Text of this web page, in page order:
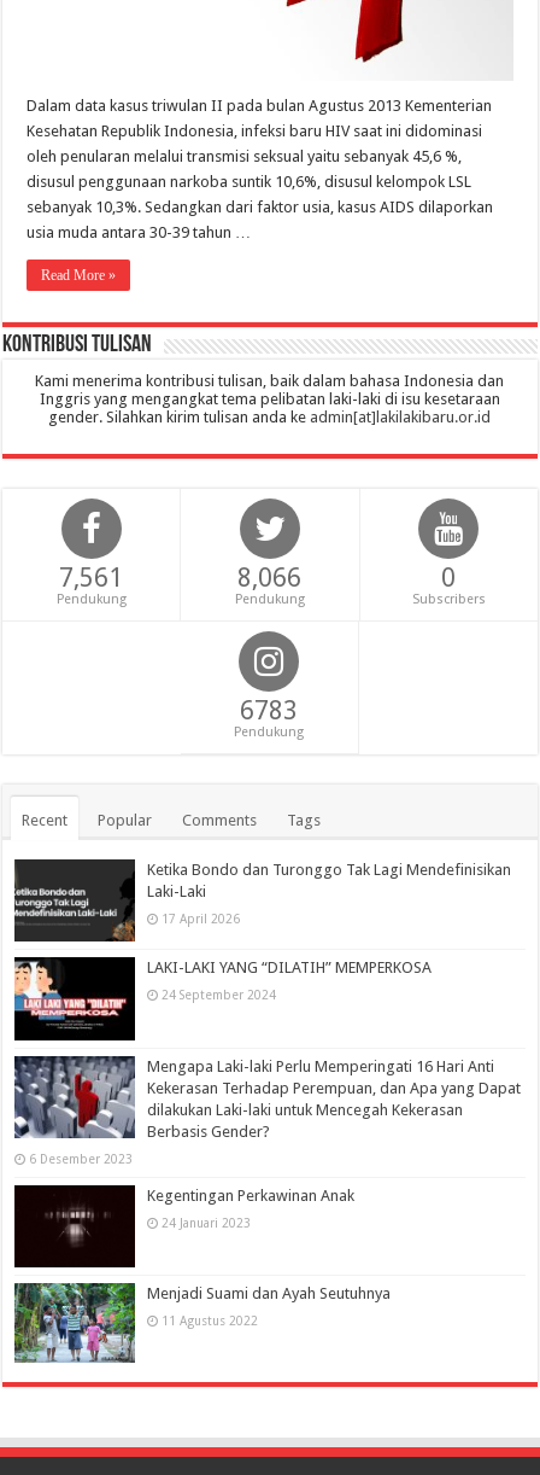
Dalam data kasus triwulan II pada bulan Agustus 2013 Kementerian
Kesehatan Republik Indonesia, infeksi baru HIV saat ini didominasi
oleh penularan melalui transmisi seksual yaitu sebanyak 45,6 %,
disusul penggunaan narkoba suntik 10,6%, disusul kelompok LSL
sebanyak 10,3%. Sedangkan dari faktor usia, kasus AIDS dilaporkan
usia muda antara 30-39 tahun …
Read More »
Kontribusi Tulisan
Kami menerima kontribusi tulisan, baik dalam bahasa Indonesia dan
Inggris yang mengangkat tema pelibatan laki-laki di isu kesetaraan
gender. Silahkan kirim tulisan anda ke admin[at]lakilakibaru.or.id
7,561
Pendukung
8,066
Pendukung
0
Subscribers
6783
Pendukung
Recent Popular Comments Tags
Ketika Bondo dan Turonggo Tak Lagi Mendefinisikan
Laki-Laki
17 April 2026
LAKI-LAKI YANG “DILATIH” MEMPERKOSA
24 September 2024
Mengapa Laki-laki Perlu Memperingati 16 Hari Anti
Kekerasan Terhadap Perempuan, dan Apa yang Dapat
dilakukan Laki-laki untuk Mencegah Kekerasan
Berbasis Gender?
6 Desember 2023
Kegentingan Perkawinan Anak
24 Januari 2023
Menjadi Suami dan Ayah Seutuhnya
11 Agustus 2022